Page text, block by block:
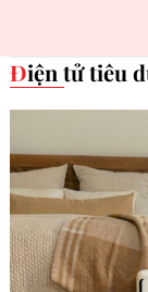
Điện tử tiêu